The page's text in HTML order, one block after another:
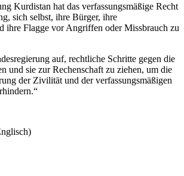
Kurdistan hat das verfassungsmäßige Recht
sich selbst, ihre Bürger, ihre
ihre Flagge vor Angriffen oder Missbrauch zu
auf, rechtliche Schritte gegen die
und sie zur Rechenschaft zu ziehen, um die
der Zivilität und der verfassungsmäßigen